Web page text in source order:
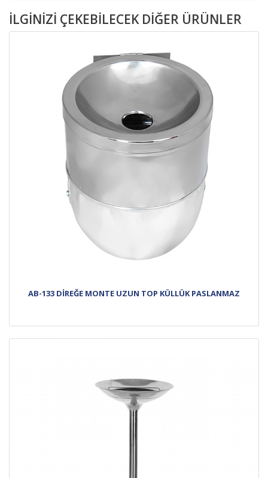
İLGINIZI ÇEKEBILECEK DIĞER ÜRÜNLER
AB-133 DİREĞE MONTE UZUN TOP KÜLLÜK PASLANMAZ